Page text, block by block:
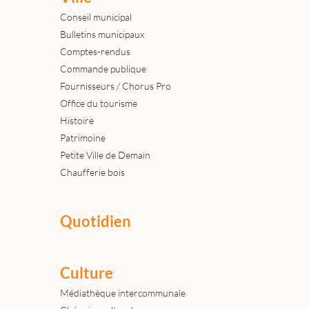
Conseil municipal
Bulletins municipaux
Comptes-rendus
Commande publique
Fournisseurs / Chorus Pro
Office du tourisme
Histoire
Patrimoine
Petite Ville de Demain
Chaufferie bois
Quotidien
Culture
Médiathèque intercommunale